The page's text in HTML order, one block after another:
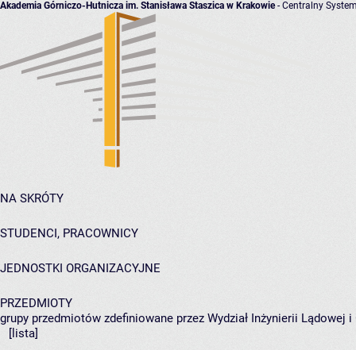
Akademia Górniczo-Hutnicza im. Stanisława Staszica w Krakowie- Centralny
NA SKRÓTY
STUDENCI, PRACOWNICY
JEDNOSTKI ORGANIZACYJNE
PRZEDMIOTY
grupy przedmiotów zdefiniowane przez Wydział Inżynierii Lądowej
[lista]